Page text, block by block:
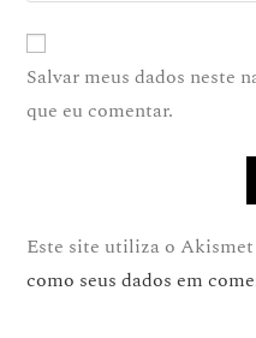
Salvar meus dados neste
que eu comentar.
Este site utiliza o
como seus dados em